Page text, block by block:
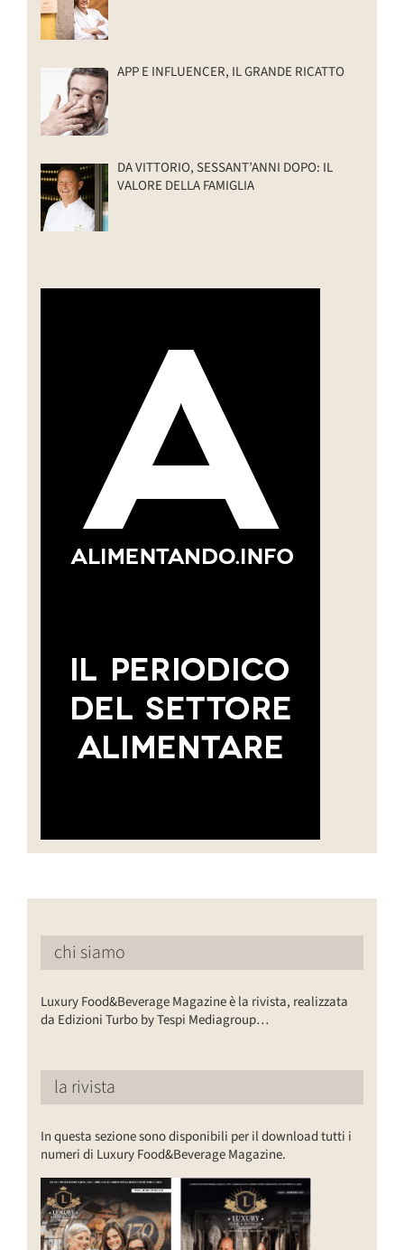
chi siamo
Luxury Food&Beverage Magazine è la rivista, realizzata
da Edizioni Turbo by Tespi Mediagroup…
la rivista
In questa sezione sono disponibili per il download tutti i
numeri di Luxury Food&Beverage Magazine.
APP E INFLUENCER, IL GRANDE RICATTO
DA VITTORIO, SESSANT’ANNI DOPO: IL
VALORE DELLA FAMIGLIA